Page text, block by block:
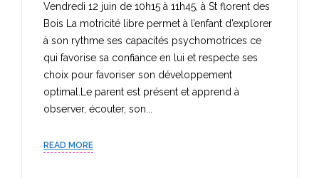
Vendredi 12 juin de 10h15 à 11h45, à St florent des
Bois La motricité libre permet à l’enfant d’explorer
à son rythme ses capacités psychomotrices ce
qui favorise sa confiance en lui et respecte ses
choix pour favoriser son développement
optimal.Le parent est présent et apprend à
observer, écouter, son...
READ MORE